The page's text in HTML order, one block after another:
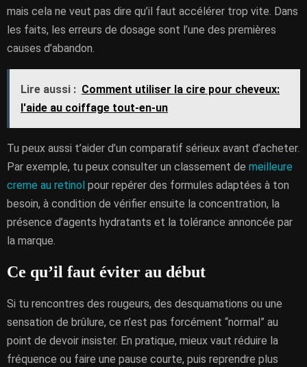
mais cela ne veut pas dire qu’il faut accélérer trop vite. Dans
les faits, les erreurs de dosage sont l’une des premières
causes d’abandon.
Lire aussi : Comment utiliser la cire pour cheveux:
l'aide au coiffage tout-en-un
Tu peux aussi t’aider d’un comparatif sérieux avant d’acheter.
Par exemple, tu peux consulter un classement de meilleure
creme au retinol pour repérer des formules adaptées à ton
besoin, à condition de vérifier ensuite la concentration, la
présence d’agents hydratants et la tolérance annoncée par
la marque.
Ce qu’il faut éviter au début
Si tu rencontres des rougeurs, des desquamations ou une
sensation de brûlure, ce n’est pas forcément “normal” au
point de devoir insister. En pratique, mieux vaut réduire la
fréquence ou faire une pause courte, puis reprendre plus